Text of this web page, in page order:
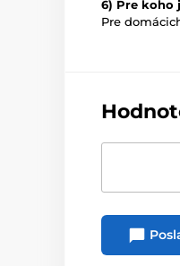
6) Pre koho
Pre